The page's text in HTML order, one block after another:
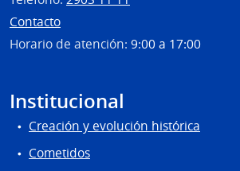
Contacto
Horario de atención: 9:00 a 17:00
Institucional
Creación y evolución histórica
Cometidos